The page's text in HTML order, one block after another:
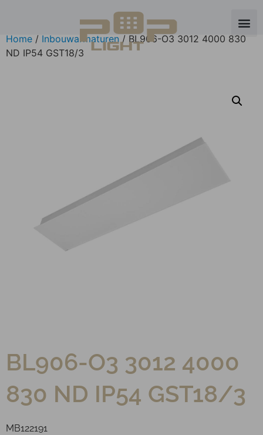
Home / Inbouwarmaturen / BL906-O3 3012 4000 830
ND IP54 GST18/3
BL906-O3 3012 4000
830 ND IP54 GST18/3
MB122191